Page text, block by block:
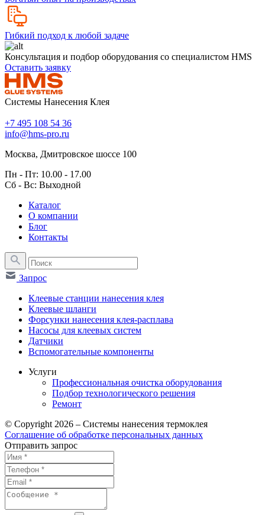
Гибкий подход к любой задаче
Консультация и подбор оборудования со специалистом HMS
Оставить заявку
Системы Нанесения Клея
+7 495 108 54 36
info@hms-pro.ru
Москва, Дмитровское шоссе 100
Пн - Пт: 10.00 - 17.00
Сб - Вс: Выходной
Каталог
О компании
Блог
Контакты
Запрос
Клеевые станции нанесения клея
Клеевые шланги
Форсунки нанесения клея-расплава
Насосы для клеевых систем
Датчики
Вспомогательные компоненты
Услуги
Профессиональная очистка оборудования
Подбор технологического решения
Ремонт
© Copyright 2026 – Системы нанесения термоклея
Соглашение об обработке персональных данных
Отправить запрос